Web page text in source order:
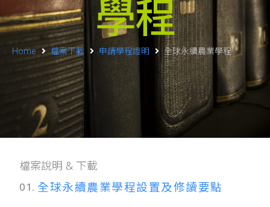
學程
Home 檔案下載 申請學程證明 全球永續農業學程
檔案說明 & 下載
01. 全球永續農業學程設置及修讀要點